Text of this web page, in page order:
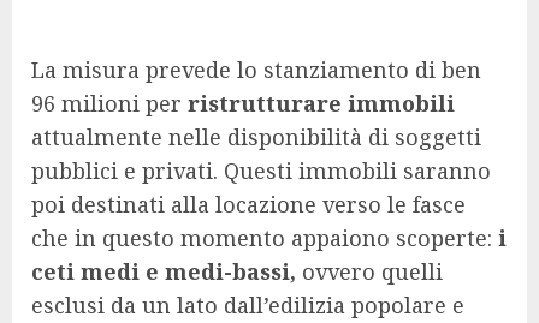
La misura prevede lo stanziamento di ben
96 milioni per ristrutturare immobili
attualmente nelle disponibilità di soggetti
pubblici e privati. Questi immobili saranno
poi destinati alla locazione verso le fasce
che in questo momento appaiono scoperte: i
ceti medi e medi-bassi, ovvero quelli
esclusi da un lato dall’edilizia popolare e